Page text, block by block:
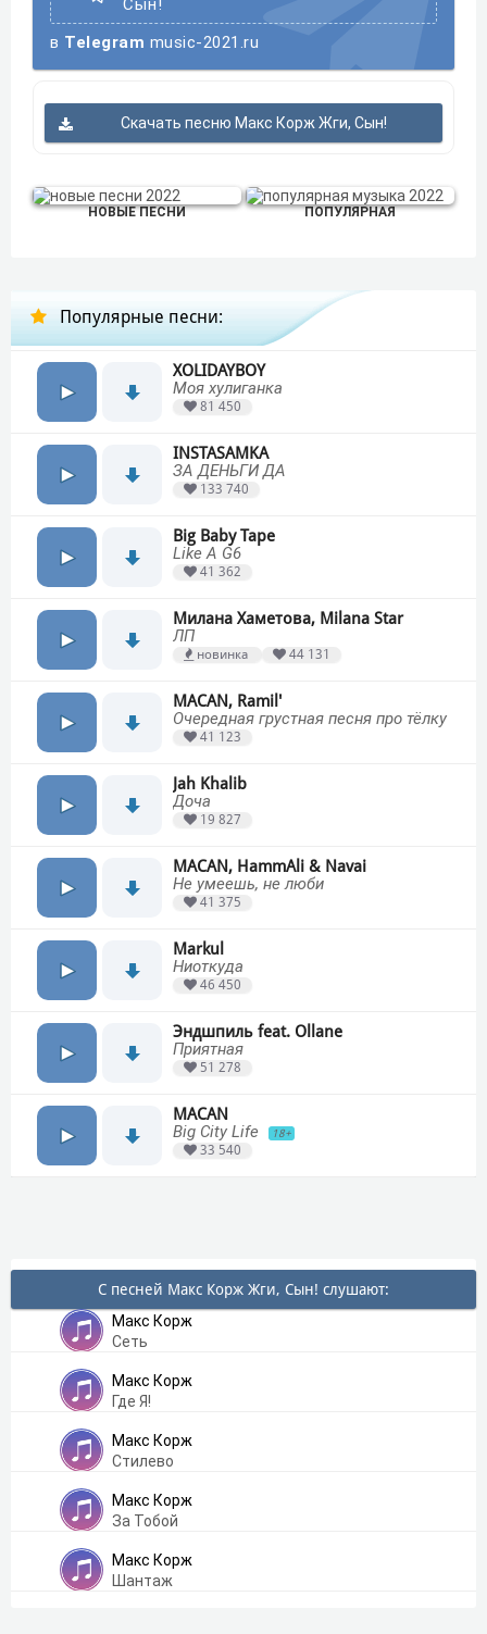
Сын!
в Telegram music-2021.ru
Скачать песню Макс Корж Жги, Сын!
НОВЫЕ ПЕСНИ ПОПУЛЯРНАЯ
Популярные песни:
XOLIDAYBOY
Моя хулиганка
81 450
INSTASAMKA
ЗА ДЕНЬГИ ДА
133 740
Big Baby Tape
Like A G6
41 362
Милана Хаметова, Milana Star
ЛП
новинка 44 131
MACAN, Ramil'
Очередная грустная песня про тёлку
41 123
Jah Khalib
Доча
19 827
MACAN, HammAli & Navai
Не умеешь, не люби
41 375
Markul
Ниоткуда
46 450
Эндшпиль feat. Ollane
Приятная
51 278
MACAN
Big City Life
18+
33 540
С песней Макс Корж Жги, Сын! слушают:
Макс Корж
Сеть
Макс Корж
Где Я!
Макс Корж
Стилево
Макс Корж
За Тобой
Макс Корж
Шантаж